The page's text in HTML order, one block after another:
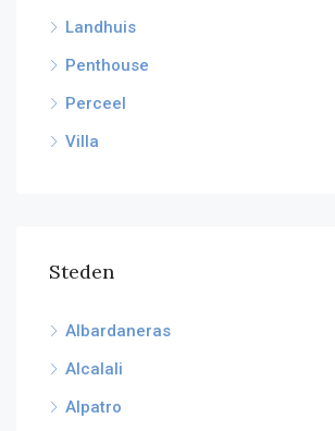
Landhuis
Penthouse
Perceel
Villa
Steden
Albardaneras
Alcalali
Alpatro